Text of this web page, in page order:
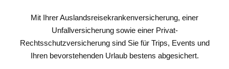
Mit Ihrer Auslandsreisekrankenversicherung, einer
Unfallversicherung sowie einer Privat-
Rechtsschutzversicherung sind Sie für Trips, Events und
Ihren bevorstehenden Urlaub bestens abgesichert.